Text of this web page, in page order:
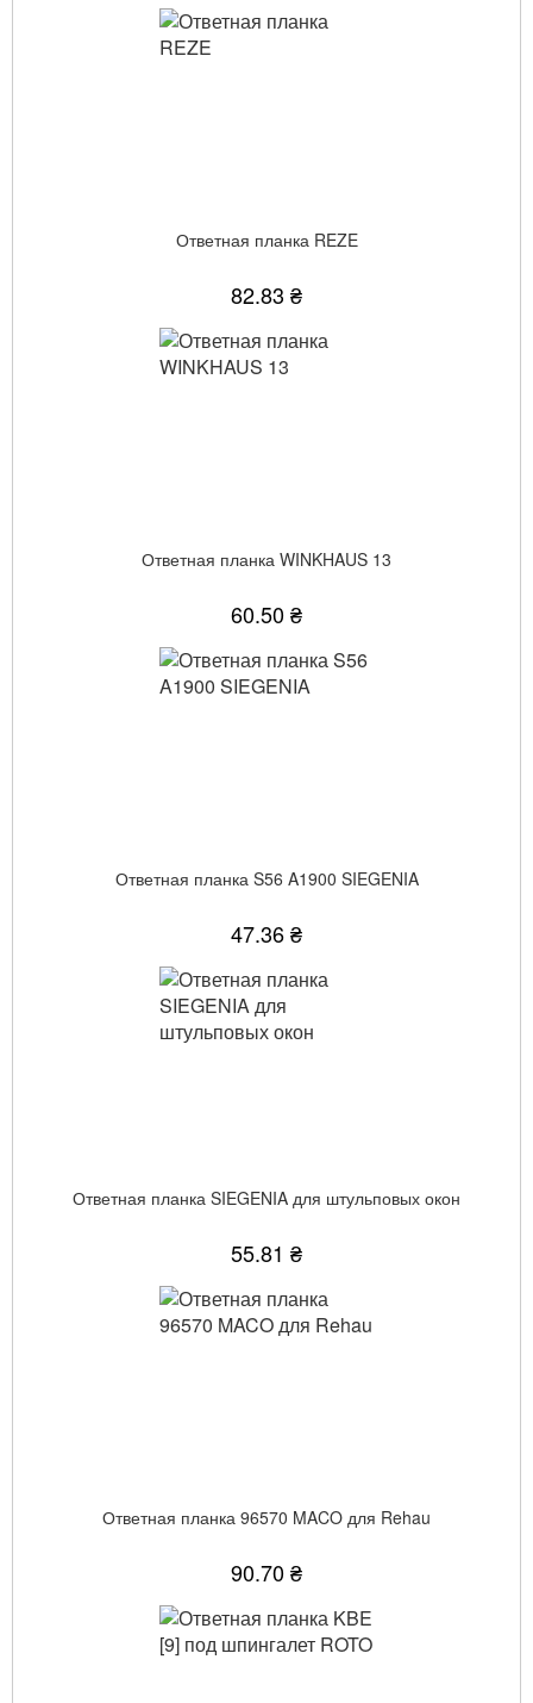
Ответная планка REZE
82.83 ₴
Ответная планка WINKHAUS 13
60.50 ₴
Ответная планка S56 A1900 SIEGENIA
47.36 ₴
Ответная планка SIEGENIA для штульповых окон
55.81 ₴
Ответная планка 96570 MACO для Rehau
90.70 ₴